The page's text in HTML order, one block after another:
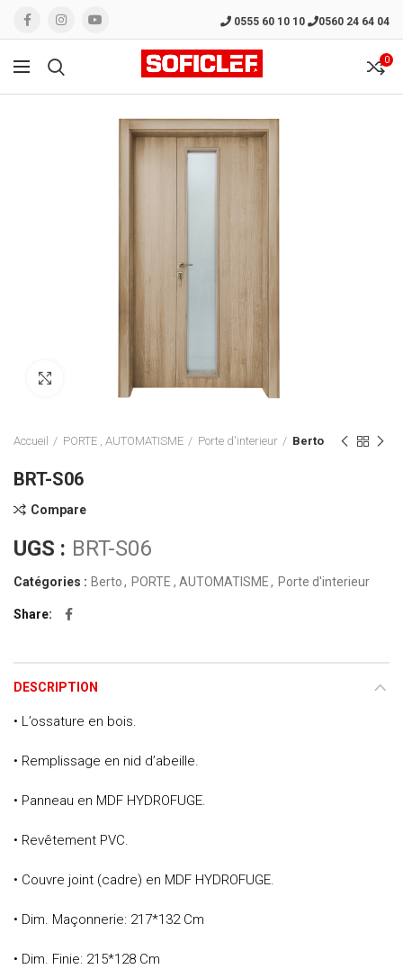
0555 60 10 10 0560 24 64 04
0
Click to enlarge
Accueil PORTE , AUTOMATISME Porte d'interieur Berto
BRT-S06
Compare
UGS : BRT-S06
Catégories : Berto, PORTE , AUTOMATISME, Porte d'interieur
Share
DESCRIPTION
• L’ossature en bois.
• Remplissage en nid d’abeille.
• Panneau en MDF HYDROFUGE.
• Revêtement PVC.
• Couvre joint (cadre) en MDF HYDROFUGE.
• Dim. Maçonnerie: 217*132 Cm
• Dim. Finie: 215*128 Cm